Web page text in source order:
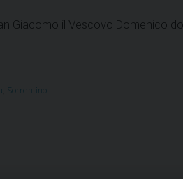
Giacomo il Vescovo Domenico
Sorrentino